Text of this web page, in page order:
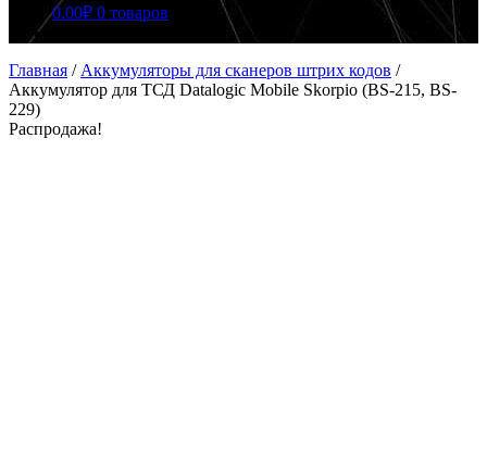
0.00₽ 0 товаров
Главная / Аккумуляторы для сканеров штрих кодов /
Аккумулятор для ТСД Datalogic Mobile Skorpio (BS-215, BS-
229)
Распродажа!